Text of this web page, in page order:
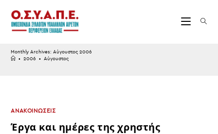
content
Monthly Archives: Αύγουστος 2006
• 2006 • Αύγουστος
ΑΝΑΚΟΙΝΩΣΕΙΣ
Έργα και ημέρες της χρηστής